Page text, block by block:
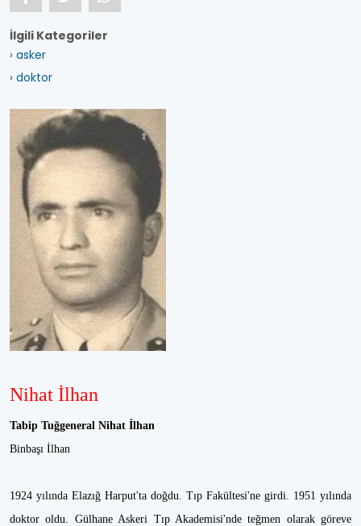
İlgili Kategoriler
› asker
› doktor
Nihat İlhan
Tabip Tuğgeneral Nihat İlhan
Binbaşı İlhan
1924 yılında Elazığ Harput'ta doğdu. Tıp Fakültesi'ne girdi. 1951 yılında
doktor oldu. Gülhane Askeri Tıp Akademisi'nde teğmen olarak göreve